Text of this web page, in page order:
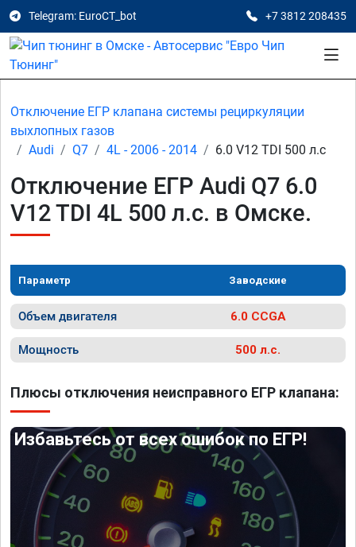
Telegram: EuroCT_bot +7 3812 208435
Отключение ЕГР клапана системы рециркуляции
выхлопных газов
Audi
Q7 4L - 2006 - 2014 6.0 V12 TDI 500 л.с
Отключение ЕГР Audi Q7 6.0
V12 TDI 4L 500 л.с. в Омске.
Параметр Заводские
Объем двигателя 6.0 CCGA
Мощность 500 л.с.
Плюсы отключения неисправного ЕГР клапана:
Избавьтесь от всех ошибок по ЕГР!